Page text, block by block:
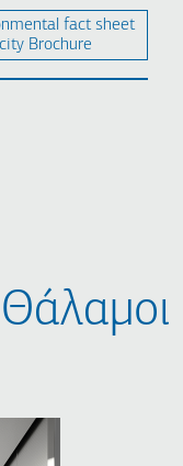
fact sheet
city Brochure